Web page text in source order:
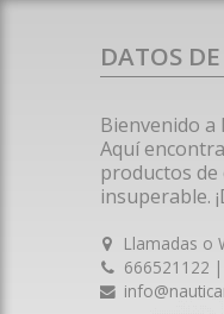
DATOS
Bienvenido a
Aquí
productos de
insuperable.
Llamadas o
666521122